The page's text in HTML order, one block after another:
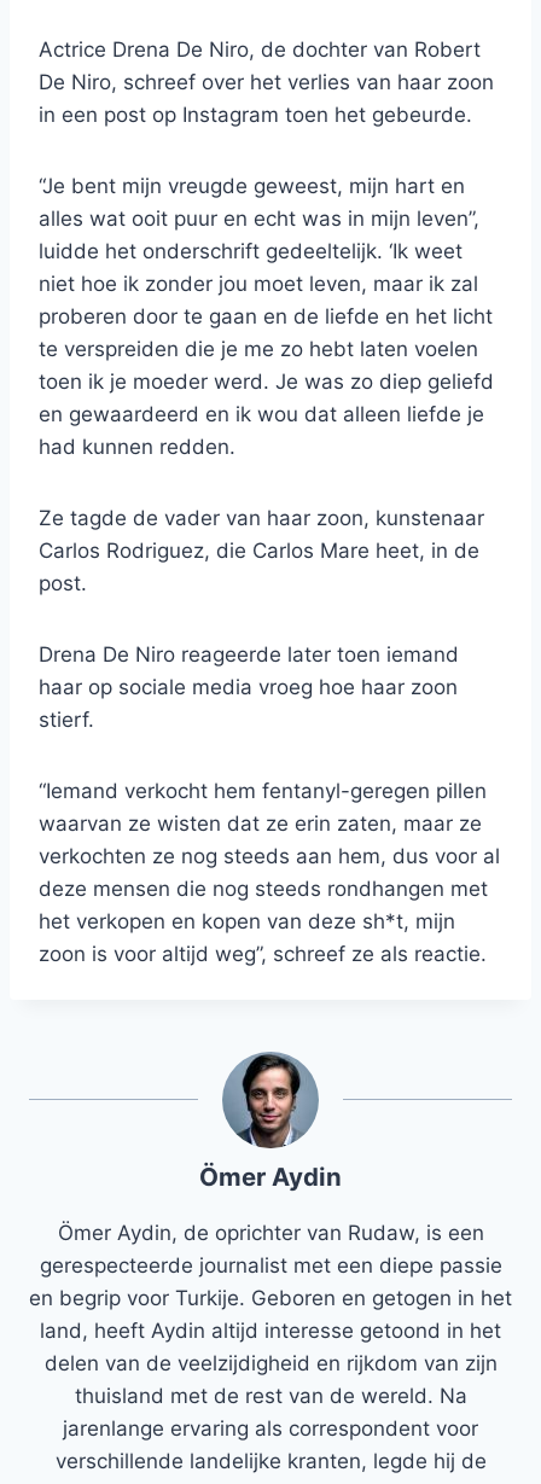
Actrice Drena De Niro, de dochter van Robert
De Niro, schreef over het verlies van haar zoon
in een post op Instagram toen het gebeurde.
“Je bent mijn vreugde geweest, mijn hart en
alles wat ooit puur en echt was in mijn leven”,
luidde het onderschrift gedeeltelijk. ‘Ik weet
niet hoe ik zonder jou moet leven, maar ik zal
proberen door te gaan en de liefde en het licht
te verspreiden die je me zo hebt laten voelen
toen ik je moeder werd. Je was zo diep geliefd
en gewaardeerd en ik wou dat alleen liefde je
had kunnen redden.
Ze tagde de vader van haar zoon, kunstenaar
Carlos Rodriguez, die Carlos Mare heet, in de
post.
Drena De Niro reageerde later toen iemand
haar op sociale media vroeg hoe haar zoon
stierf.
“Iemand verkocht hem fentanyl-geregen pillen
waarvan ze wisten dat ze erin zaten, maar ze
verkochten ze nog steeds aan hem, dus voor al
deze mensen die nog steeds rondhangen met
het verkopen en kopen van deze sh*t, mijn
zoon is voor altijd weg”, schreef ze als reactie.
Ömer Aydin
Ömer Aydin, de oprichter van Rudaw, is een
gerespecteerde journalist met een diepe passie
en begrip voor Turkije. Geboren en getogen in het
land, heeft Aydin altijd interesse getoond in het
delen van de veelzijdigheid en rijkdom van zijn
thuisland met de rest van de wereld. Na
jarenlange ervaring als correspondent voor
verschillende landelijke kranten, legde hij de